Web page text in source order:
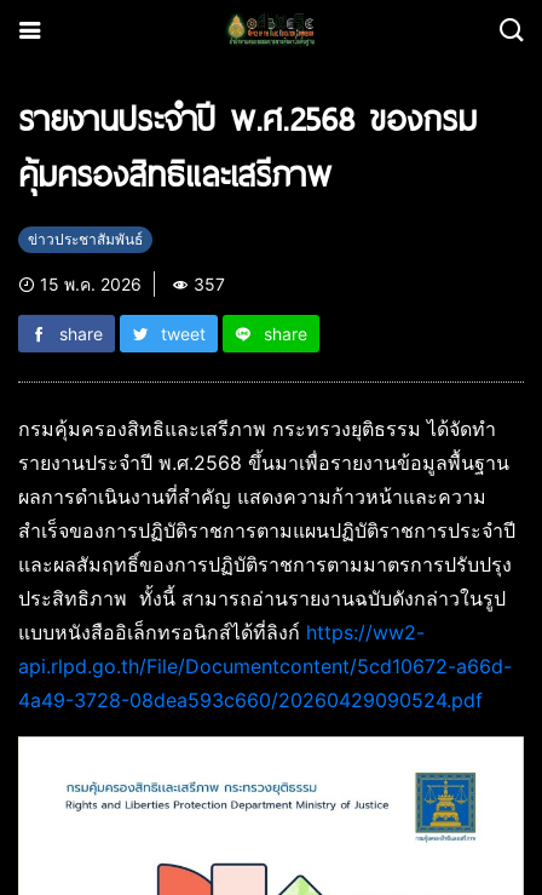
รายงานประจำปี พ.ศ.2568 ของกรม
คุ้มครองสิทธิและเสรีภาพ
ข่าวประชาสัมพันธ์
15 พ.ค. 2026 357
share tweet share
กรมคุ้มครองสิทธิและเสรีภาพ กระทรวงยุติธรรม ได้จัดทำ
รายงานประจำปี พ.ศ.2568 ขึ้นมาเพื่อรายงานข้อมูลพื้นฐาน
ผลการดำเนินงานที่สำคัญ แสดงความก้าวหน้าและความ
สำเร็จของการปฏิบัติราชการตามแผนปฏิบัติราชการประจำปี
และผลสัมฤทธิ์ของการปฏิบัติราชการตามมาตรการปรับปรุง
ประสิทธิภาพ ทั้งนี้ สามารถอ่านรายงานฉบับดังกล่าวในรูป
แบบหนังสืออิเล็กทรอนิกส์ได้ที่ลิงก์ https://ww2-
api.rlpd.go.th/File/Documentcontent/5cd10672-a66d-
4a49-3728-08dea593c660/20260429090524.pdf